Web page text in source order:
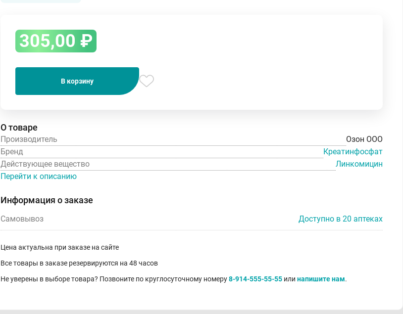
305,00 ₽
В корзину
О товаре
Производитель
Озон ООО
Бренд
Креатинфосфат
Действующее вещество
Линкомицин
Перейти к описанию
Информация о заказе
Самовывоз Доступно в 20 аптеках
Цена актуальна при заказе на сайте
Все товары в заказе резервируются на 48 часов
Не уверены в выборе товара? Позвоните по круглосуточному номеру8-914-555-55-55 или напишите нам.